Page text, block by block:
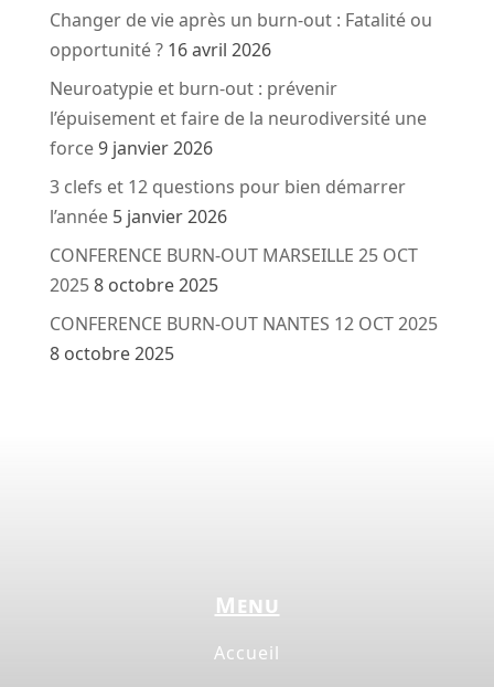
Changer de vie après un burn-out : Fatalité ou
opportunité ? 16 avril 2026
Neuroatypie et burn-out : prévenir
l’épuisement et faire de la neurodiversité une
force9 janvier 2026
3 clefs et 12 questions pour bien démarrer
l’année 5 janvier 2026
CONFERENCE BURN-OUT MARSEILLE 25 OCT
20258 octobre 2025
CONFERENCE BURN-OUT NANTES 12 OCT 2025
8 octobre 2025
Menu
Accueil